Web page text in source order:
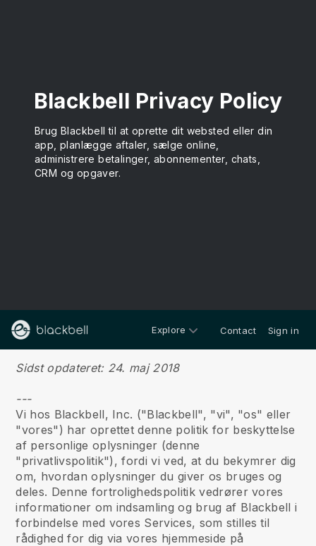
Blackbell Privacy Policy
Brug Blackbell til at oprette dit websted eller din
app, planlægge aftaler, sælge online,
administrere betalinger, abonnementer, chats,
CRM og opgaver.
Explore Contact Sign in
Fortrolighedspolitik
Sidst opdateret: 24. maj 2018
---
Vi hos Blackbell, Inc. ("Blackbell", "vi", "os" eller
"vores") har oprettet denne politik for beskyttelse
af personlige oplysninger (denne
"privatlivspolitik"), fordi vi ved, at du bekymrer dig
om, hvordan oplysninger du giver os bruges og
deles. Denne fortrolighedspolitik vedrører vores
informationer om indsamling og brug af Blackbell i
forbindelse med vores Services, som stilles til
rådighed for dig via vores hjemmeside på